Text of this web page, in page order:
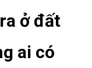
ở đất
ai có